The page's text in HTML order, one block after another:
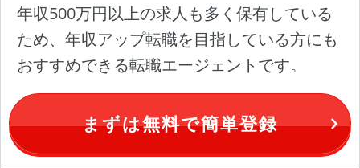
年収500万円以上の求人も多く保有している
ため、年収アップ転職を目指している方にも
おすすめできる転職エージェントです。
まずは無料で簡単登録